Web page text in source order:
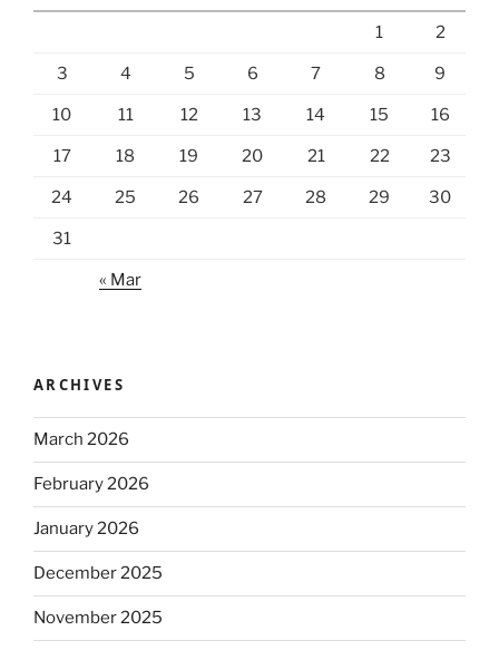
1 2
3 4 5 6 7 8 9
10 11 12 13 14 15 16
17 18 19 20 21 22 23
24 25 26 27 28 29 30
31
« Mar
ARCHIVES
March 2026
February 2026
January 2026
December 2025
November 2025